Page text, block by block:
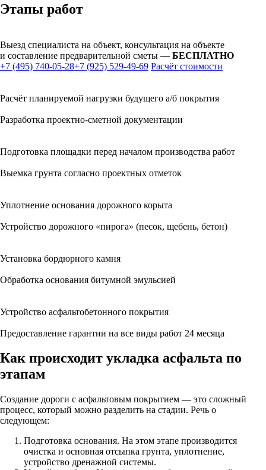
Этапы работ
Выезд специалиста на объект, консультация на объекте
и составление предварительной сметы — БЕСПЛАТНО
+7 (495) 740-05-28+7 (925) 529-49-69 Расчёт стоимости
Расчёт планируемой нагрузки будущего а/б покрытия
Разработка проектно-сметной документации
Подготовка площадки перед началом производства работ
Выемка грунта согласно проектных отметок
Уплотнение основания дорожного корыта
Устройство дорожного «пирога» (песок, щебень, бетон)
Установка бордюрного камня
Обработка основания битумной эмульсией
Устройство асфальтобетонного покрытия
Предоставление гарантии на все виды работ 24 месяца
Как происходит укладка асфальта по
этапам
Создание дороги с асфальтовым покрытием — это сложный
процесс, который можно разделить на стадии. Речь о
следующем:
Подготовка основания. На этом этапе производится
очистка и основная отсыпка грунта, уплотнение,
устройство дренажной системы.